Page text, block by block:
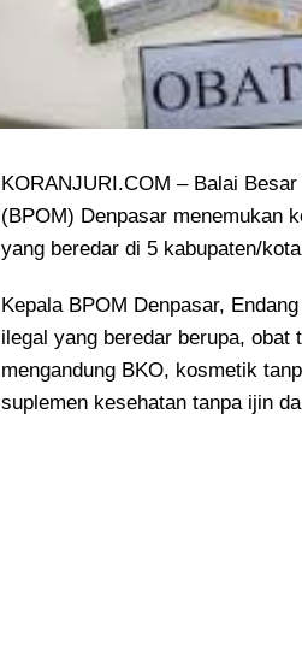
KORANJURI.COM – Balai
(BPOM) Denpasar menemukan
yang beredar di 5 kabupaten/
Kepala BPOM Denpasar,
ilegal yang beredar berupa,
mengandung BKO, kosmetik
suplemen kesehatan tanpa ijin